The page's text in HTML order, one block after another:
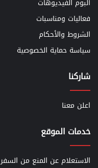
ألبوم الفيديوهات
فعاليات ومناسبات
الشروط والأحكام
سياسة حماية الخصوصية
شاركنا
اعلن معنا
خدمات الموقع
الاستعلام عن المنع من السفر